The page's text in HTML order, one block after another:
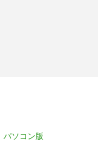
パソコン版